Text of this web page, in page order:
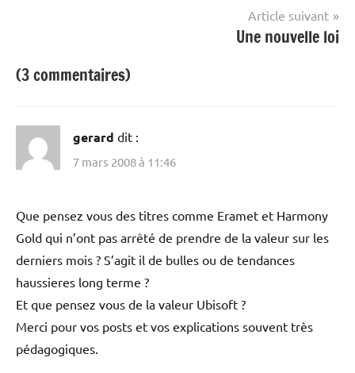
Article suivant
Une nouvelle loi
(3 commentaires)
gerard dit :
7 mars 2008 à 11:46
Que pensez vous des titres comme Eramet et Harmony
Gold qui n’ont pas arrêté de prendre de la valeur sur les
derniers mois ? S’agit il de bulles ou de tendances
haussieres long terme ?
Et que pensez vous de la valeur Ubisoft ?
Merci pour vos posts et vos explications souvent très
pédagogiques.